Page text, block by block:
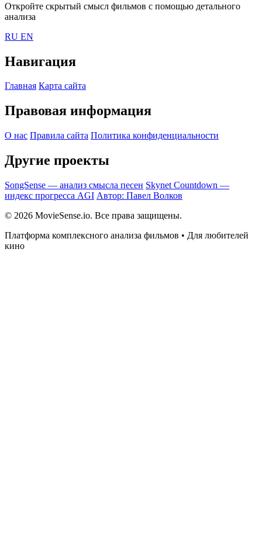
Откройте скрытый смысл фильмов с помощью детального
анализа
RU EN
Навигация
Главная Карта сайта
Правовая информация
О нас Правила сайта Политика конфиденциальности
Другие проекты
SongSense — анализ смысла песен Skynet Countdown —
индекс прогресса AGI Автор: Павел Волков
© 2026 MovieSense.io. Все права защищены.
Платформа комплексного анализа фильмов • Для любителей
кино